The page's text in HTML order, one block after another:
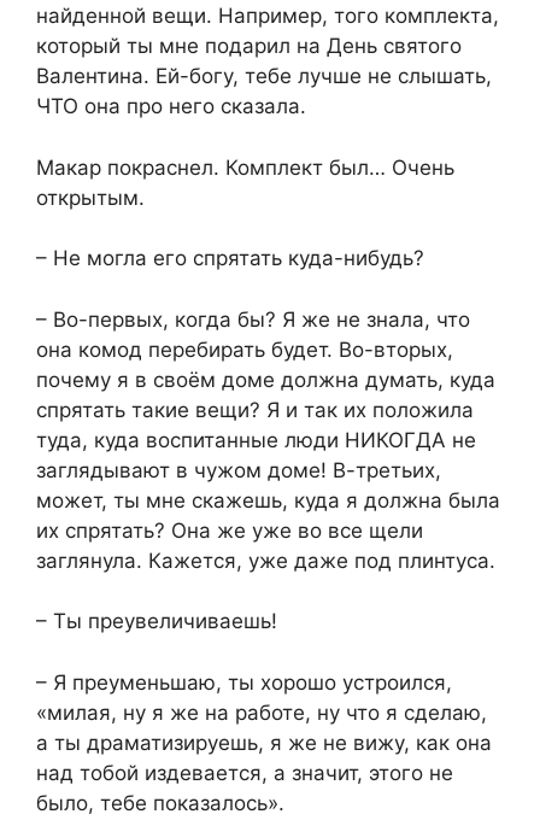
найденной вещи. Например, того комплекта,
который ты мне подарил на День святого
Валентина. Ей-богу, тебе лучше не слышать,
ЧТО она про него сказала.
Макар покраснел. Комплект был… Очень
открытым.
– Не могла его спрятать куда-нибудь?
– Во-первых, когда бы? Я же не знала, что
она комод перебирать будет. Во-вторых,
почему я в своём доме должна думать, куда
спрятать такие вещи? Я и так их положила
туда, куда воспитанные люди НИКОГДА не
заглядывают в чужом доме! В-третьих,
может, ты мне скажешь, куда я должна была
их спрятать? Она же уже во все щели
заглянула. Кажется, уже даже под плинтуса.
– Ты преувеличиваешь!
– Я преуменьшаю, ты хорошо устроился,
«милая, ну я же на работе, ну что я сделаю,
а ты драматизируешь, я же не вижу, как она
над тобой издевается, а значит, этого не
было, тебе показалось».